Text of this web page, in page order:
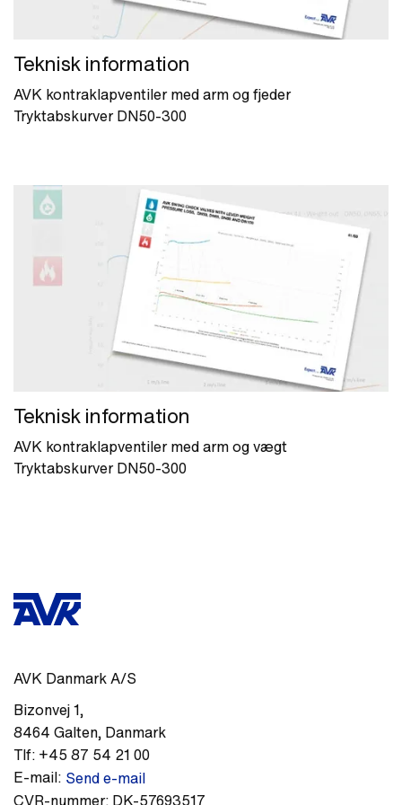
Teknisk information
AVK kontraklapventiler med arm og fjeder
Tryktabskurver DN50-300
Teknisk information
AVK kontraklapventiler med arm og vægt
Tryktabskurver DN50-300
AVK Danmark A/S
Bizonvej 1,
8464 Galten, Danmark
Tlf: +45 87 54 21 00
E-mail: Send e-mail
CVR-nummer: DK-57693517